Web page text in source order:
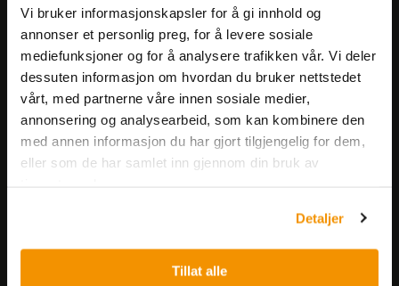
Vi bruker informasjonskapsler for å gi innhold og
annonser et personlig preg, for å levere sosiale
mediefunksjoner og for å analysere trafikken vår. Vi deler
dessuten informasjon om hvordan du bruker nettstedet
vårt, med partnerne våre innen sosiale medier,
annonsering og analysearbeid, som kan kombinere den
med annen informasjon du har gjort tilgjengelig for dem,
eller som de har samlet inn gjennom din bruk av
Detaljer
Tillat alle
Få informasjon om produkter,
arrangementer og kampanjer.
Meld på nyhetsbrev